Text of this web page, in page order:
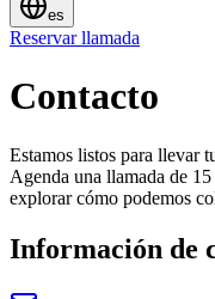
es
Reservar llamada
Contacto
Estamos listos para llevar
Agenda una llamada de
explorar cómo podemos
Información de